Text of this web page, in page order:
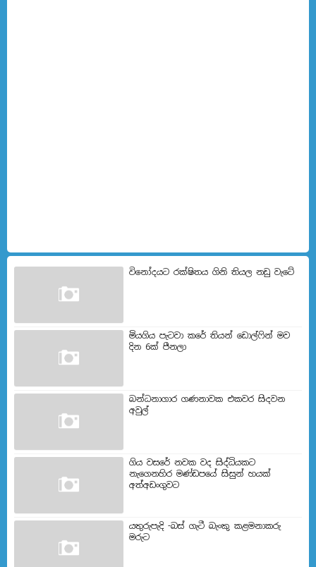
විනෝදයට රක්ෂිතය ගිනි තියල නඩු වැටේ
මියගිය පැටවා කරේ තියන් ඩොල්ෆින් මව
දින 6ක් පීනලා
බන්ධනාගාර ගණනාවක එකවර සිදවන
අවුල්
ගිය වසරේ නවක වද සිද්ධියකට
නැගෙනහිර මණ්ඩපයේ සිසුන් හයක්
අත්අඩංගුවට
යතුරුපැදි -බස් ගැටී බැංකු කළමනාකරු
මරුට